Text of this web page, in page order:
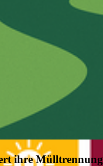
ihre Mülltrennung